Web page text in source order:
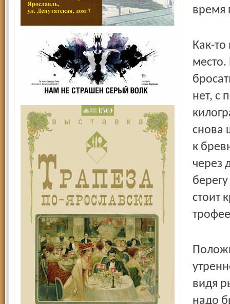
время
Как-
место.
нет, с
снова
к
через
стоит
видя
надо